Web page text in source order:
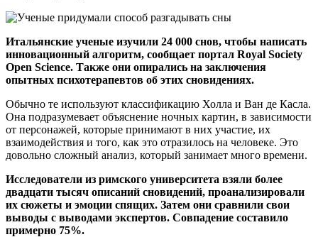
Итальянские ученые изучили 24 000 снов, чтобы написать
инновационный алгоритм, сообщает портал Royal Society
Open Science. Также они опирались на заключения
опытных психотерапевтов об этих сновидениях.
Обычно те используют классификацию Холла и Ван де Касла.
Она подразумевает объяснение ночных картин, в зависимости
от персонажей, которые принимают в них участие, их
взаимодействия и того, как это отразилось на человеке. Это
довольно сложный анализ, который занимает много времени.
Исследователи из римского университета взяли более
двадцати тысяч описаний сновидений, проанализировали
их сюжеты и эмоции спящих. Затем они сравнили свои
выводы с выводами экспертов. Совпадение составило
примерно 75%.